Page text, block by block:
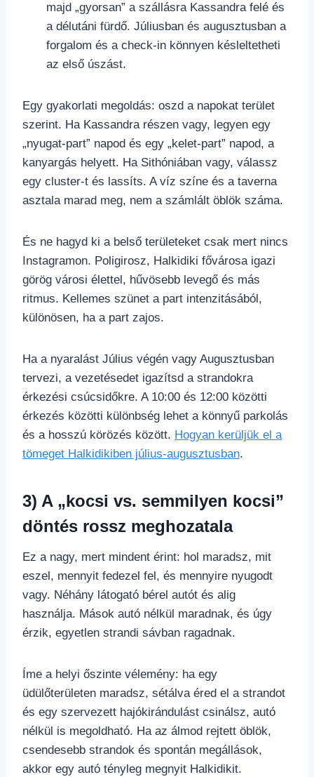
majd „gyorsan” a szállásra Kassandra felé és
a délutáni fürdő. Júliusban és augusztusban a
forgalom és a check-in könnyen késleltetheti
az első úszást.
Egy gyakorlati megoldás: oszd a napokat terület
szerint. Ha Kassandra részen vagy, legyen egy
„nyugat-part” napod és egy „kelet-part” napod, a
kanyargás helyett. Ha Sithóniában vagy, válassz
egy cluster-t és lassíts. A víz színe és a taverna
asztala marad meg, nem a számlált öblök száma.
És ne hagyd ki a belső területeket csak mert nincs
Instagramon. Poligirosz, Halkidiki fővárosa igazi
görög városi élettel, hűvösebb levegő és más
ritmus. Kellemes szünet a part intenzitásából,
különösen, ha a part zajos.
Ha a nyaralást Július végén vagy Augusztusban
tervezi, a vezetésedet igazítsd a strandokra
érkezési csúcsidőkre. A 10:00 és 12:00 közötti
érkezés közötti különbség lehet a könnyű parkolás
és a hosszú körözés között. Hogyan kerüljük el a
tömeget Halkidikiben július-augusztusban.
3) A „kocsi vs. semmilyen kocsi”
döntés rossz meghozatala
Ez a nagy, mert mindent érint: hol maradsz, mit
eszel, mennyit fedezel fel, és mennyire nyugodt
vagy. Néhány látogató bérel autót és alig
használja. Mások autó nélkül maradnak, és úgy
érzik, egyetlen strandi sávban ragadnak.
Íme a helyi őszinte vélemény: ha egy
üdülőterületen maradsz, sétálva éred el a strandot
és egy szervezett hajókirándulást csinálsz, autó
nélkül is megoldható. Ha az álmod rejtett öblök,
csendesebb strandok és spontán megállások,
akkor egy autó tényleg megnyit Halkidikit.